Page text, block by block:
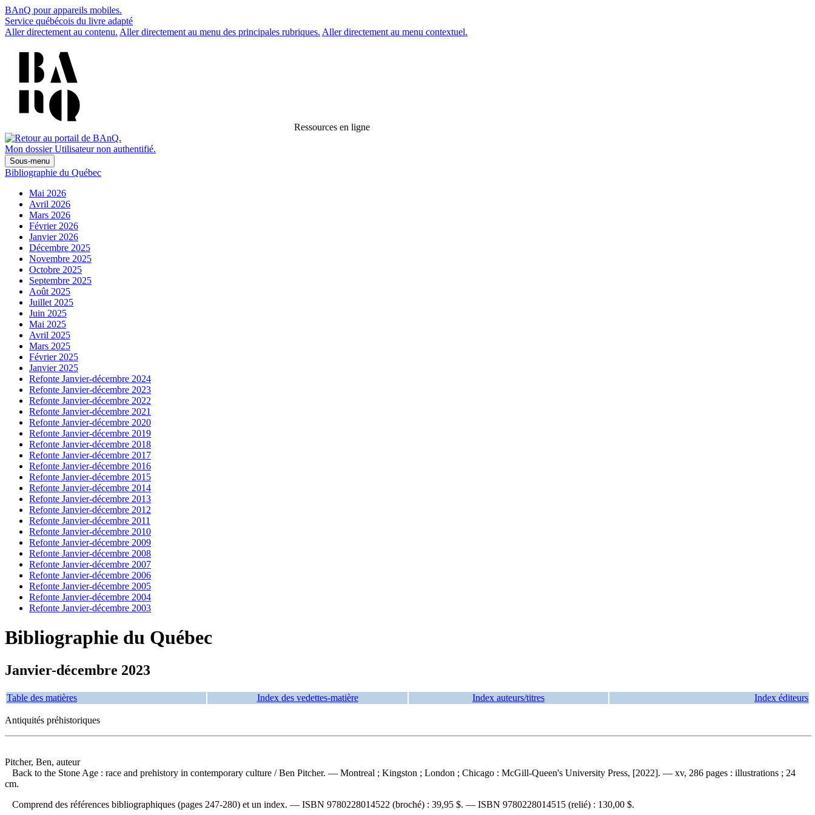
BAnQ pour appareils mobiles.
Service québécois du livre adapté
Aller directement au contenu. Aller directement au menu des principales rubriques. Aller directement au menu contextuel.
Ressources en ligne
Mon dossier Utilisateur non authentifié.
Sous-menu
Bibliographie du Québec
Mai 2026
Avril 2026
Mars 2026
Février 2026
Janvier 2026
Décembre 2025
Novembre 2025
Octobre 2025
Septembre 2025
Août 2025
Juillet 2025
Juin 2025
Mai 2025
Avril 2025
Mars 2025
Février 2025
Janvier 2025
Refonte Janvier-décembre 2024
Refonte Janvier-décembre 2023
Refonte Janvier-décembre 2022
Refonte Janvier-décembre 2021
Refonte Janvier-décembre 2020
Refonte Janvier-décembre 2019
Refonte Janvier-décembre 2018
Refonte Janvier-décembre 2017
Refonte Janvier-décembre 2016
Refonte Janvier-décembre 2015
Refonte Janvier-décembre 2014
Refonte Janvier-décembre 2013
Refonte Janvier-décembre 2012
Refonte Janvier-décembre 2011
Refonte Janvier-décembre 2010
Refonte Janvier-décembre 2009
Refonte Janvier-décembre 2008
Refonte Janvier-décembre 2007
Refonte Janvier-décembre 2006
Refonte Janvier-décembre 2005
Refonte Janvier-décembre 2004
Refonte Janvier-décembre 2003
Bibliographie du Québec
Janvier-décembre 2023
Table des matières Index des vedettes-matière Index auteurs/titres Index éditeurs
Antiquités préhistoriques
Pitcher, Ben, auteur
Back to the Stone Age : race and prehistory in contemporary culture / Ben Pitcher. — Montreal ; Kingston ; London ; Chicago : McGill-Queen's University Press, [2022]. — xv, 286 pages : illustrations ; 24
cm.
Comprend des références bibliographiques (pages 247-280) et un index. — ISBN 9780228014522 (broché) : 39,95 $. — ISBN 9780228014515 (relié) : 130,00 $.